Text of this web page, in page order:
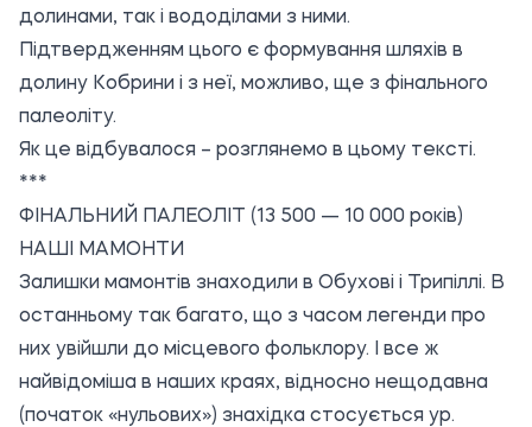
долинами, так і вододілами з ними.
Підтвердженням цього є формування шляхів в
долину Кобрини і з неї, можливо, ще з фінального
палеоліту.
Як це відбувалося – розглянемо в цьому тексті.
***
ФІНАЛЬНИЙ ПАЛЕОЛІТ (13 500 — 10 000 років)
НАШІ МАМОНТИ
Залишки мамонтів знаходили в Обухові і Трипіллі. В
останньому так багато, що з часом легенди про
них увійшли до місцевого фольклору. І все ж
найвідоміша в наших краях, відносно нещодавна
(початок «нульових») знахідка стосується ур.